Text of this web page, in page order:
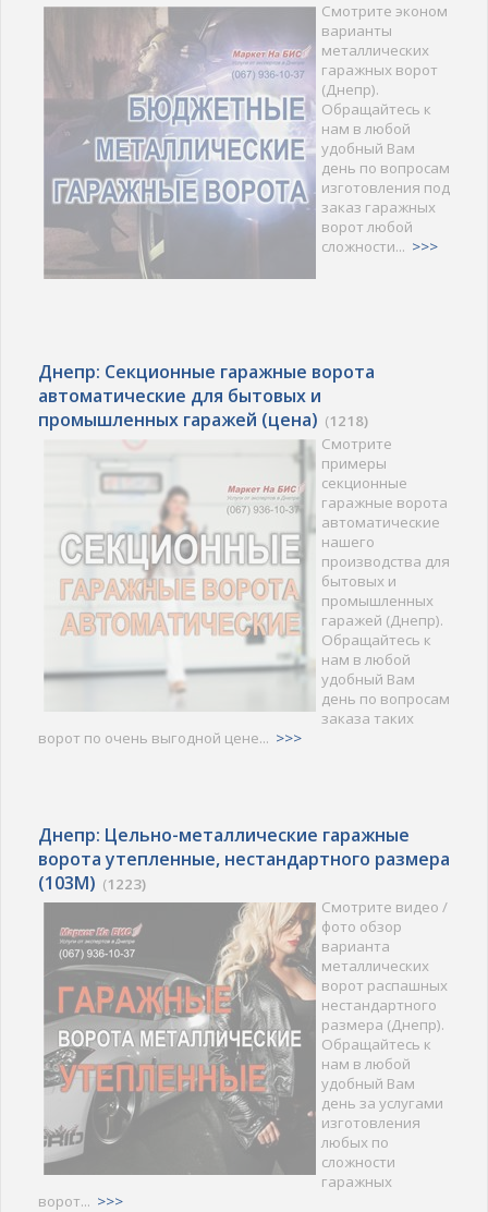
Смотрите эконом
варианты
металлических
гаражных ворот
(Днепр).
Обращайтесь к
нам в любой
удобный Вам
день по вопросам
изготовления под
заказ гаражных
ворот любой
сложности... >>>
Днепр: Секционные гаражные ворота
автоматические для бытовых и
промышленных гаражей (цена) (1218)
Смотрите
примеры
секционные
гаражные ворота
автоматические
нашего
производства для
бытовых и
промышленных
гаражей (Днепр).
Обращайтесь к
нам в любой
удобный Вам
день по вопросам
заказа таких
ворот по очень выгодной цене... >>>
Днепр: Цельно-металлические гаражные
ворота утепленные, нестандартного размера
(103M) (1223)
Смотрите видео /
фото обзор
варианта
металлических
ворот распашных
нестандартного
размера (Днепр).
Обращайтесь к
нам в любой
удобный Вам
день за услугами
изготовления
любых по
сложности
гаражных
ворот... >>>